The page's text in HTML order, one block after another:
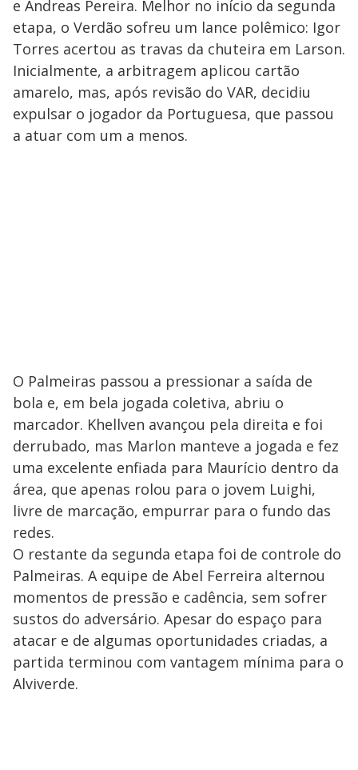
e Andreas Pereira. Melhor no início da segunda
etapa, o Verdão sofreu um lance polêmico: Igor
Torres acertou as travas da chuteira em Larson.
Inicialmente, a arbitragem aplicou cartão
amarelo, mas, após revisão do VAR, decidiu
expulsar o jogador da Portuguesa, que passou
a atuar com um a menos.
O Palmeiras passou a pressionar a saída de
bola e, em bela jogada coletiva, abriu o
marcador. Khellven avançou pela direita e foi
derrubado, mas Marlon manteve a jogada e fez
uma excelente enfiada para Maurício dentro da
área, que apenas rolou para o jovem Luighi,
livre de marcação, empurrar para o fundo das
redes.
O restante da segunda etapa foi de controle do
Palmeiras. A equipe de Abel Ferreira alternou
momentos de pressão e cadência, sem sofrer
sustos do adversário. Apesar do espaço para
atacar e de algumas oportunidades criadas, a
partida terminou com vantagem mínima para o
Alviverde.